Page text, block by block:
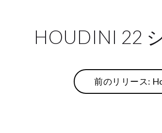
HOUDINI 22
前のリリース: